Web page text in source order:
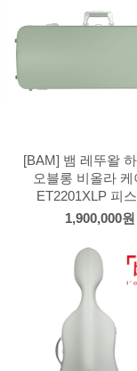
[BAM] 뱀 레뚜왈
오블롱 비올라 케
ET2201XLP 피
1,900,000원